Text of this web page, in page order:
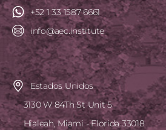
+52 1 33 1587 6661
info@aec.institute
Estados Unidos
3130 W 84Th St Unit 5
Hialeah, Miami - Florida 33018